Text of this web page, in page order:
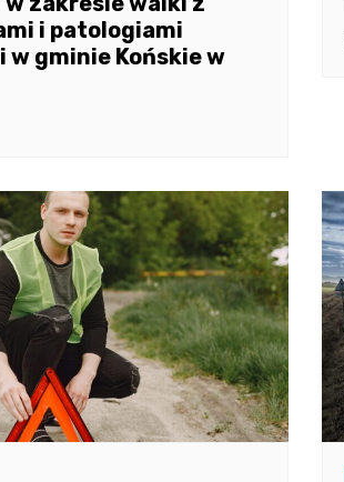
i patologiami
w gminie Końskie w